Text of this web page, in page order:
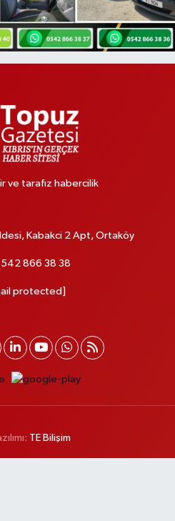
ve tarafız habercilik
Kabakci 2 Apt, Ortaköy
866 38 38
protected]
TE Bilişim